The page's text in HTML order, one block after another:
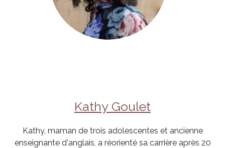
Kathy Goulet
Kathy, maman de trois adolescentes et ancienne
enseignante d'anglais, a réorienté sa carrière après 20